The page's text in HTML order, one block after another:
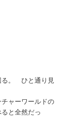
る。 ひと通り見
ャーワールドの
と全然だっ